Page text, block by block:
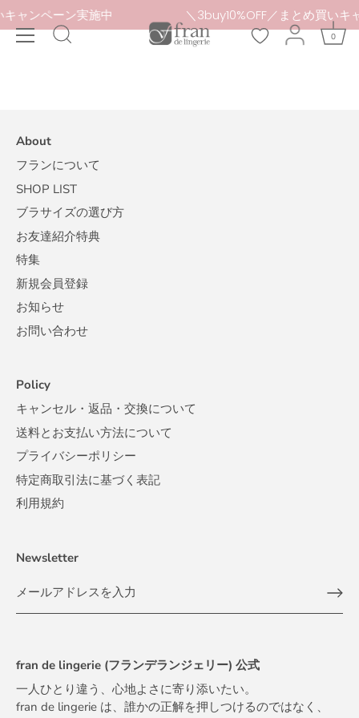
本
文
買いキャンペーン実施中 ＼3buy10%OFF／まとめ
0
About
フランについて
SHOP LIST
ブラサイズの選び方
お友達紹介特典
特集
新規会員登録
お知らせ
お問い合わせ
Policy
キャンセル・返品・交換について
送料とお支払い方法について
プライバシーポリシー
特定商取引法に基づく表記
利用規約
Newsletter
fran de lingerie (フランデランジェリー) 公式
一人ひとり違う、心地よさに寄り添いたい。
fran de lingerie は、誰かの正解を押しつけるのではなく、